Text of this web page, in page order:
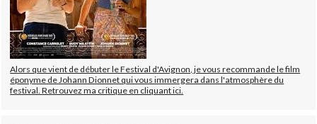
Alors que vient de débuter le Festival d'Avignon, je vous recommande le film
éponyme de Johann Dionnet qui vous immergera dans l'atmosphère du
festival. Retrouvez ma critique en cliquant ici.